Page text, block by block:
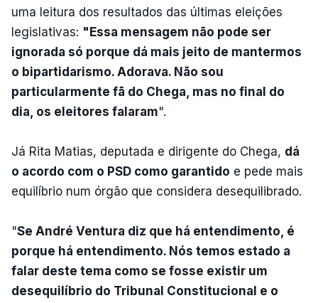
uma leitura dos resultados das últimas eleições
legislativas: "Essa mensagem não pode ser
ignorada só porque dá mais jeito de mantermos
o bipartidarismo. Adorava. Não sou
particularmente fã do Chega, mas no final do
dia, os eleitores falaram".
Já Rita Matias, deputada e dirigente do Chega, dá
o acordo com o PSD como garantido e pede mais
equilíbrio num órgão que considera desequilibrado.
"Se André Ventura diz que há entendimento, é
porque há entendimento. Nós temos estado a
falar deste tema como se fosse existir um
desequilíbrio do Tribunal Constitucional e o